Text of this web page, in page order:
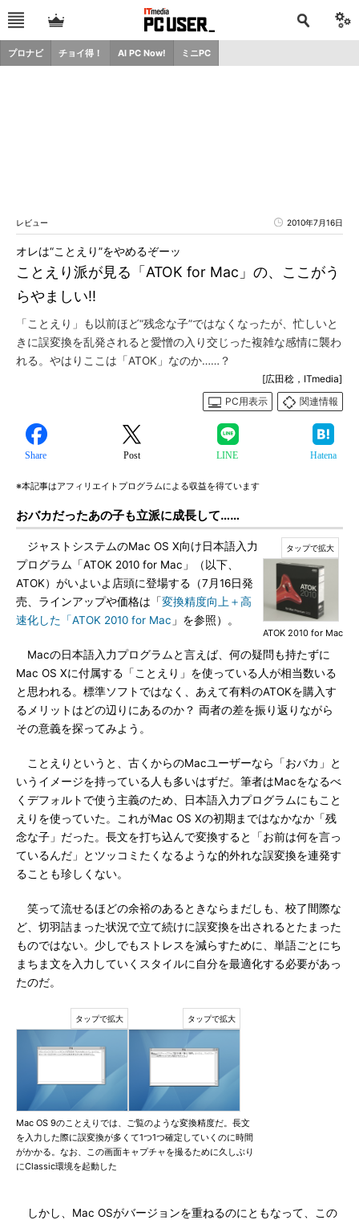
プロナビ チョイ得！ AI PC Now! ミニPC
レビュー 2010年7月16日
ことえり派が見る「ATOK for Mac」の、ここがう
らやましい!!
オレは“ことえり”をやめるぞーッ
「ことえり」も以前ほど“残念な子”ではなくなったが、忙しいと
きに誤変換を乱発されると愛憎の入り交じった複雑な感情に襲わ
れる。やはりここは「ATOK」なのか……？
[広田稔，ITmedia]
PC用表示
関連情報
Share Post LINE Hatena
※本記事はアフィリエイトプログラムによる収益を得ています
おバカだったあの子も立派に成長して……
ATOK 2010 for Mac
ジャストシステムのMac OS X向け日本語入力
プログラム「ATOK 2010 for Mac」（以下、
ATOK）がいよいよ店頭に登場する（7月16日発
売、ラインアップや価格は「変換精度向上＋高
速化した「ATOK 2010 for Mac 」を参照）。
Macの日本語入力プログラムと言えば、何の疑問も持たずに
Mac OS Xに付属する「ことえり」を使っている人が相当数いる
と思われる。標準ソフトではなく、あえて有料のATOKを購入す
るメリットはどの辺りにあるのか？ 両者の差を振り返りながら
その意義を探ってみよう。
ことえりというと、古くからのMacユーザーなら「おバカ」と
いうイメージを持っている人も多いはずだ。筆者はMacをなるべ
くデフォルトで使う主義のため、日本語入力プログラムにもこと
えりを使っていた。これがMac OS Xの初期まではなかなか「残
念な子」だった。長文を打ち込んで変換すると「お前は何を言っ
ているんだ」とツッコミたくなるような的外れな誤変換を連発す
ることも珍しくない。
笑って流せるほどの余裕のあるときならまだしも、校了間際な
ど、切羽詰まった状況で立て続けに誤変換を出されるとたまった
ものではない。少しでもストレスを減らすために、単語ごとにち
まちま文を入力していくスタイルに自分を最適化する必要があっ
たのだ。
Mac OS 9のことえりでは、ご覧のような変換精度だ。長文
を入力した際に誤変換が多くて1つ1つ確定していくのに時間
がかかる。なお、この画面キャプチャを撮るために久しぶり
にClassic環境を起動した
しかし、Mac OSがバージョンを重ねるのにともなって、この